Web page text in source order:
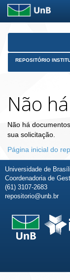
Skip
REPOSITÓRIO
Não
Não há
sua solicitação.
Página inicial do
Universidade de
Coordenadoria de
(61) 3107-2683
repositorio@unb.br